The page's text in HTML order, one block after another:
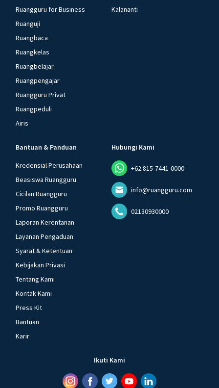
Ruangguru for Business
Ruanguji
Ruangbaca
Ruangkelas
Ruangbelajar
Ruangpengajar
Ruangguru Privat
Ruangpeduli
Airis
Kalananti
Bantuan & Panduan
Kredensial Perusahaan
Beasiswa Ruangguru
Cicilan Ruangguru
Promo Ruangguru
Laporan Kerentanan
Layanan Pengaduan
Syarat & Ketentuan
Kebijakan Privasi
Tentang Kami
Kontak Kami
Press Kit
Bantuan
Karir
Hubungi Kami
+62 815-7441-0000
info@ruangguru.com
02130930000
Ikuti Kami